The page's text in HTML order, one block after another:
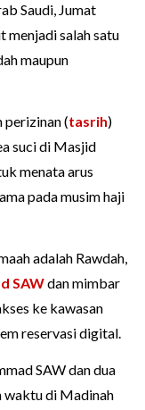
Saudi, Jumat
salah satu
maupun
perizinan (tasrih)
suci di Masjid
menata arus
pada musim haji
adalah Rawdah,
SAWdan mimbar
ke kawasan
reservasi digital.
SAW dan dua
waktu di Madinah